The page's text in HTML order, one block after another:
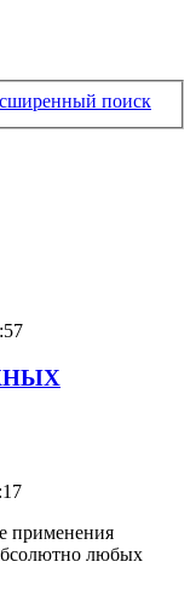
поиск
применения
любых